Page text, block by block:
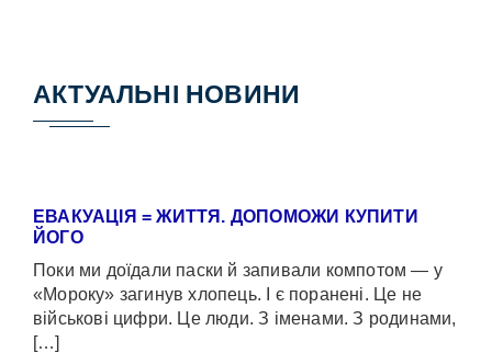
АКТУАЛЬНІ НОВИНИ
ЕВАКУАЦІЯ = ЖИТТЯ. ДОПОМОЖИ КУПИТИ
ЙОГО
Поки ми доїдали паски й запивали компотом — у
«Мороку» загинув хлопець. І є поранені. Це не
військові цифри. Це люди. З іменами. З родинами,
[…]